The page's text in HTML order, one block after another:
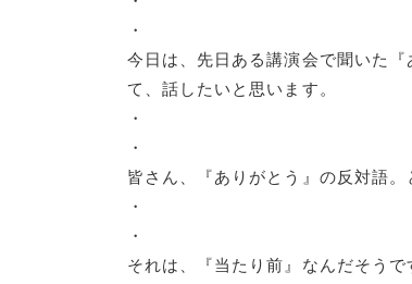
・
今日は、先日ある講演会で聞いた
て、話したいと思います。
・
・
皆さん、『ありがとう』の反対語
・
・
それは、『当たり前』なんだそうで